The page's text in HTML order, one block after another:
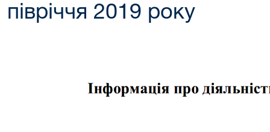
півріччя 2019 року